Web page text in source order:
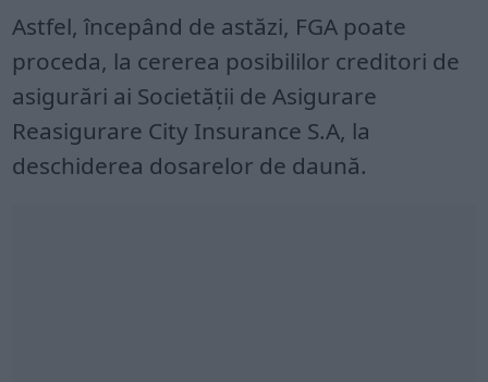
Astfel, începând de astăzi, FGA poate
proceda, la cererea posibililor creditori de
asigurări ai Societăţii de Asigurare
Reasigurare City Insurance S.A, la
deschiderea dosarelor de daună.